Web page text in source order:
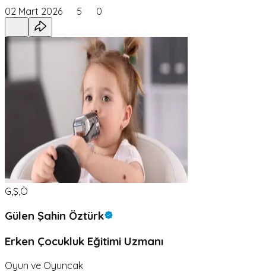
02 Mart 2026 5 0
G,Ş,Ö
Gülen Şahin Öztürk
Erken Çocukluk Eğitimi Uzmanı
Oyun ve Oyuncak